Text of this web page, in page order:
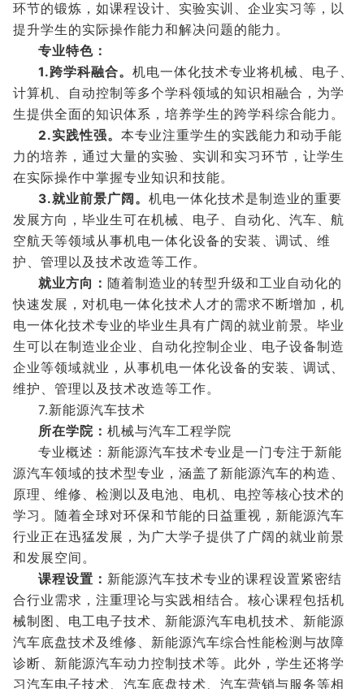
环节的锻炼，如课程设计、实验实训、企业实习等，以
提升学生的实际操作能力和解决问题的能力。
专业特色：
1.跨学科融合。 机电一体化技术专业将机械、电子、
计算机、自动控制等多个学科领域的知识相融合，为学
生提供全面的知识体系，培养学生的跨学科综合能力。
2.实践性强。 本专业注重学生的实践能力和动手能
力的培养，通过大量的实验、实训和实习环节，让学生
在实际操作中掌握专业知识和技能。
3.就业前景广阔。 机电一体化技术是制造业的重要
发展方向，毕业生可在机械、电子、自动化、汽车、航
空航天等领域从事机电一体化设备的安装、调试、维
护、管理以及技术改造等工作。
就业方向： 随着制造业的转型升级和工业自动化的
快速发展，对机电一体化技术人才的需求不断增加，机
电一体化技术专业的毕业生具有广阔的就业前景。毕业
生可以在制造业企业、自动化控制企业、电子设备制造
企业等领域就业，从事机电一体化设备的安装、调试、
维护、管理以及技术改造等工作。
7.新能源汽车技术
所在学院： 机械与汽车工程学院
专业概述：新能源汽车技术专业是一门专注于新能
源汽车领域的技术型专业，涵盖了新能源汽车的构造、
原理、维修、检测以及电池、电机、电控等核心技术的
学习。随着全球对环保和节能的日益重视，新能源汽车
行业正在迅猛发展，为广大学子提供了广阔的就业前景
和发展空间。
课程设置： 新能源汽车技术专业的课程设置紧密结
合行业需求，注重理论与实践相结合。核心课程包括机
械制图、电工电子技术、新能源汽车电机技术、新能源
汽车底盘技术及维修、新能源汽车综合性能检测与故障
诊断、新能源汽车动力控制技术等。此外，学生还将学
习汽车电子技术、汽车底盘技术、汽车营销与服务等相